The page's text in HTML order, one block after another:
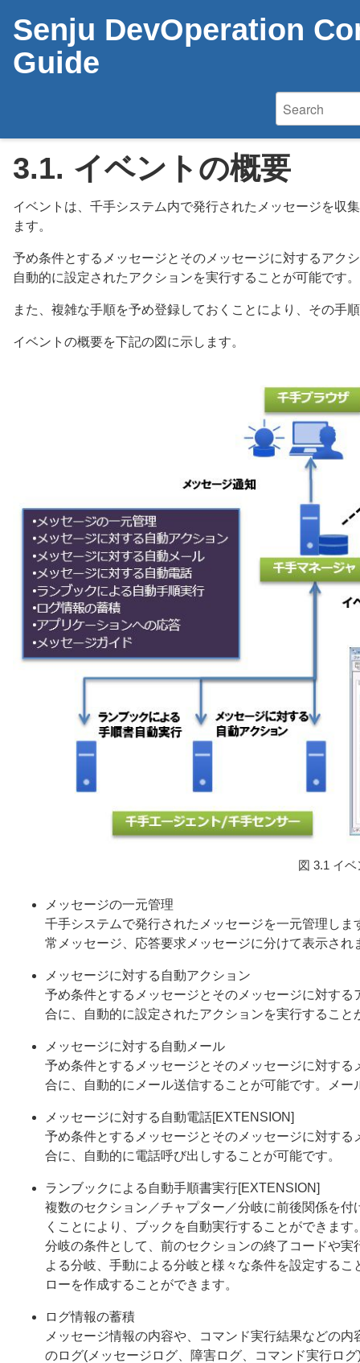
Senju DevOperation
Guide
3.1. イベントの概要
イベントは、千手システム内で発行されたメッセージを収
ます。
予め条件とするメッセージとそのメッセージに対するアク
自動的に設定されたアクションを実行することが可能です。
また、複雑な手順を予め登録しておくことにより、その手
イベントの概要を下記の図に示します。
図 3.1 イベ
メッセージの一元管理
千手システムで発行されたメッセージを一元管理し
常メッセージ、応答要求メッセージに分けて表示され
メッセージに対する自動アクション
予め条件とするメッセージとそのメッセージに対す
合に、自動的に設定されたアクションを実行すること
メッセージに対する自動メール
予め条件とするメッセージとそのメッセージに対す
合に、自動的にメール送信することが可能です。メ
メッセージに対する自動電話[EXTENSION]
予め条件とするメッセージとそのメッセージに対す
合に、自動的に電話呼び出しすることが可能です。
ランブックによる自動手順書実行[EXTENSION]
複数のセクション／チャプター／分岐に前後関係を
くことにより、ブックを自動実行することができます
分岐の条件として、前のセクションの終了コードや
よる分岐、手動による分岐と様々な条件を設定する
ローを作成することができます。
ログ情報の蓄積
メッセージ情報の内容や、コマンド実行結果などの
のログ(メッセージログ、障害ログ、コマンド実行ロ